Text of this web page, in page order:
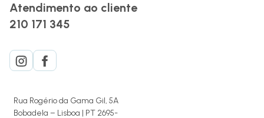
Atendimento ao cliente
210 171 345
Rua Rogério da Gama Gil, 5A
Bobadela – Lisboa | PT 2695-